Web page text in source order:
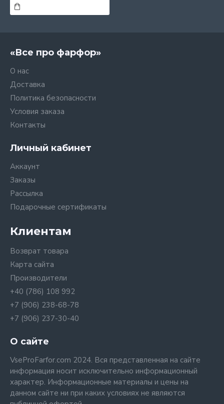
«Все про фарфор»
О нас
Доставка
Политика безопасности
Условия заказа
Контакты
Личный кабинет
Аккаунт
Заказы
Рассылка
Подарочные сертификаты
Клиентам
Возврат товара
Карта сайта
Производители
+40 (786) 108 992
+7 (906) 238-68-78
+7 (906) 237-30-40
О сайте
VseProFarfor.com 2024. Вся представленная на сайте
информация носит исключительно информационный
характер. Информационные материалы и цены на
данном сайте ни при каких условиях не являются